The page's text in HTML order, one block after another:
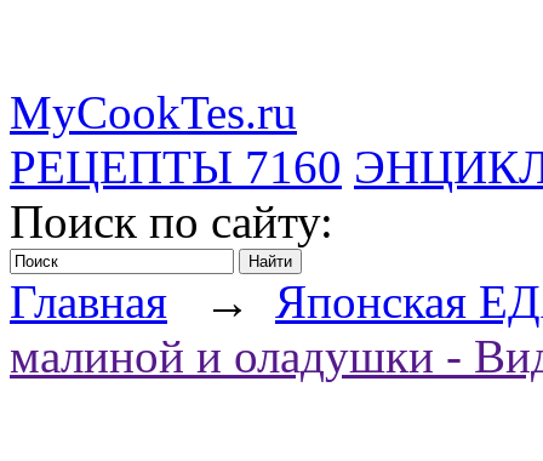
MyCookTes.ru
РЕЦЕПТЫ 7160
Поиск по сайту:
Главная → Японская
малиной и оладушки -